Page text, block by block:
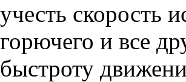
учесть скорость
горючего и все
быстроту